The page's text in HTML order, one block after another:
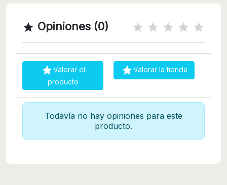
 Opiniones (0)
Valorar el
producto
Valorar la tienda
Todavía no hay opiniones para este
producto.